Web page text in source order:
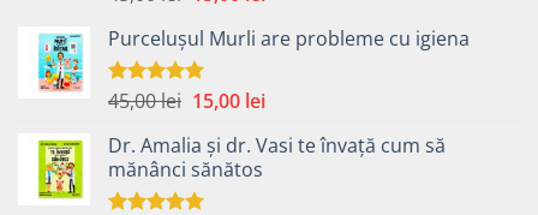
a
fost:
45,00 lei.
este:
Purcelușul Murli are probleme cu igiena
Evaluat la
45,00lei Prețul
a
fost:
45,00 lei.
15,00 leiPrețul
este:
Dr. Amalia și dr. Vasi te învață cum să
mănânci sănătos